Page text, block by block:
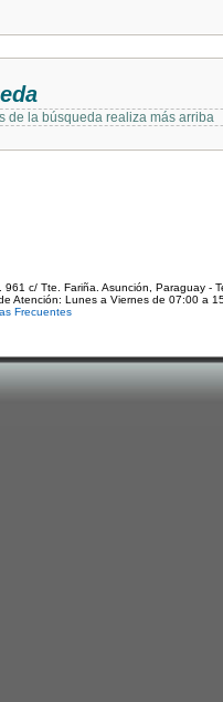
de la búsqueda realiza más arriba
961 c/ Tte. Fariña. Asunción, Paraguay -
Atención: Lunes a Viernes de 07:00 a
Frecuentes